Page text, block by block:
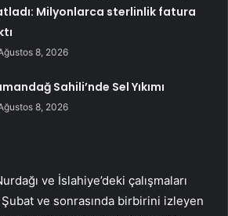
Milyonlarca sterlinlik fatura
8, 2026
Sahili’nde Sel Yıkımı
8, 2026
ve İslahiye’deki çalışmaları
ve sonrasında birbirini izleyen